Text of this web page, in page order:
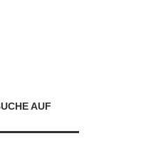
AUF